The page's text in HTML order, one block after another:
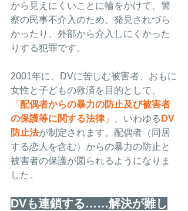
から見えにくいことに輪をかけて、警
察の民事不介入のため、発見されづら
かったり、外部から介入しにくかった
りする犯罪です。
2001年に、DVに苦しむ被害者、おもに
女性と子どもの救済を目的として、
「 配偶者からの暴力の防止及び被害者
の保護等に関する法律」 、いわゆる DV
防止法が制定されます。配偶者（同居
する恋人を含む）からの暴力の防止と
被害者の保護が図られるようになりま
した。
DVも連鎖する……解決が難し